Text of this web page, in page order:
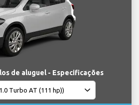
de aluguel - Especificações